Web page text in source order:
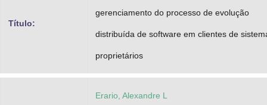
Título:
gerenciamento do processo de evolução
distribuída de software em clientes de
proprietários
Erario, Alexandre L